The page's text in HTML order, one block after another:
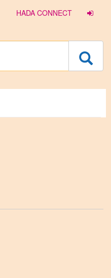
HADA CONNECT